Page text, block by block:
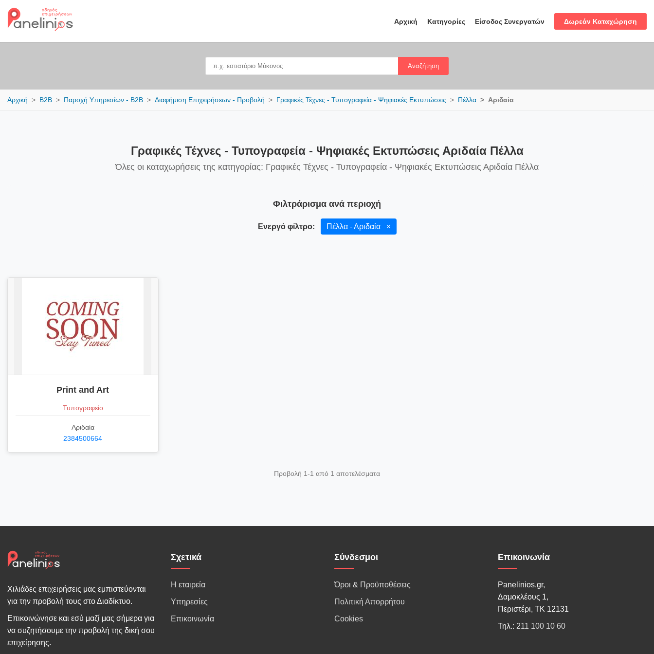
Αρχική Κατηγορίες Είσοδος Συνεργατών Δωρεάν Καταχώρηση
Αναζήτηση
Αρχική B2B Παροχή Υπηρεσίων - B2B Διαφήμιση Επιχειρήσεων - Προβολή Γραφικές Τέχνες - Τυπογραφεία - Ψηφιακές Εκτυπώσεις Πέλλα Αριδαία
Γραφικές Τέχνες - Τυπογραφεία - Ψηφιακές Εκτυπώσεις Αριδαία Πέλλα
Όλες οι καταχωρήσεις της κατηγορίας: Γραφικές Τέχνες - Τυπογραφεία - Ψηφιακές Εκτυπώσεις Αριδαία Πέλλα
Φιλτράρισμα ανά περιοχή
Ενεργό φίλτρο: Πέλλα - Αριδαία ×
Print and Art
Τυπογραφείο
Αριδαία
2384500664
Προβολή 1-1 από 1 αποτελέσματα
Χιλιάδες επιχειρήσεις μας εμπιστεύονται
για την προβολή τους στο Διαδίκτυο.
Επικοινώνησε και εσύ μαζί μας σήμερα για
να συζητήσουμε την προβολή της δική σου
επιχείρησης.
Σχετικά
Η εταιρεία
Υπηρεσίες
Επικοινωνία
Σύνδεσμοι
Όροι & Προϋποθέσεις
Πολιτική Απορρήτου
Cookies
Επικοινωνία
Panelinios.gr,
Δαμοκλέους 1,
Περιστέρι, ΤΚ 12131
Τηλ.: 211 100 10 60